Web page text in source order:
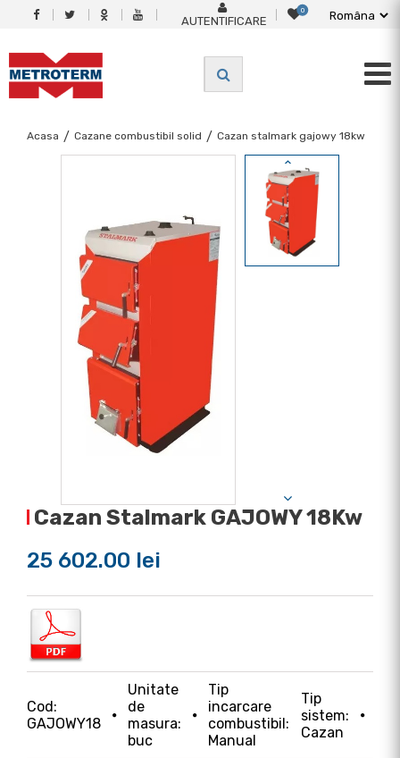
AUTENTIFICARE
0
Acasa / Cazane combustibil solid / Cazan stalmark gajowy 18kw
Cazan Stalmark GAJOWY 18Kw
25 602.00 lei
Cod:
GAJOWY18
Unitate
de
masura:
buc
Tip
incarcare
combustibil:
Manual
Tip
sistem:
Cazan